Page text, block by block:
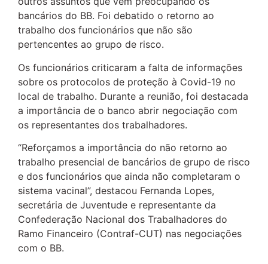
bancários do BB. Foi debatido o retorno ao
trabalho dos funcionários que não são
pertencentes ao grupo de risco.
Os funcionários criticaram a falta de informações
sobre os protocolos de proteção à Covid-19 no
local de trabalho. Durante a reunião, foi destacada
a importância de o banco abrir negociação com
os representantes dos trabalhadores.
“Reforçamos a importância do não retorno ao
trabalho presencial de bancários de grupo de risco
e dos funcionários que ainda não completaram o
sistema vacinal”, destacou Fernanda Lopes,
secretária de Juventude e representante da
Confederação Nacional dos Trabalhadores do
Ramo Financeiro (Contraf-CUT) nas negociações
com o BB.